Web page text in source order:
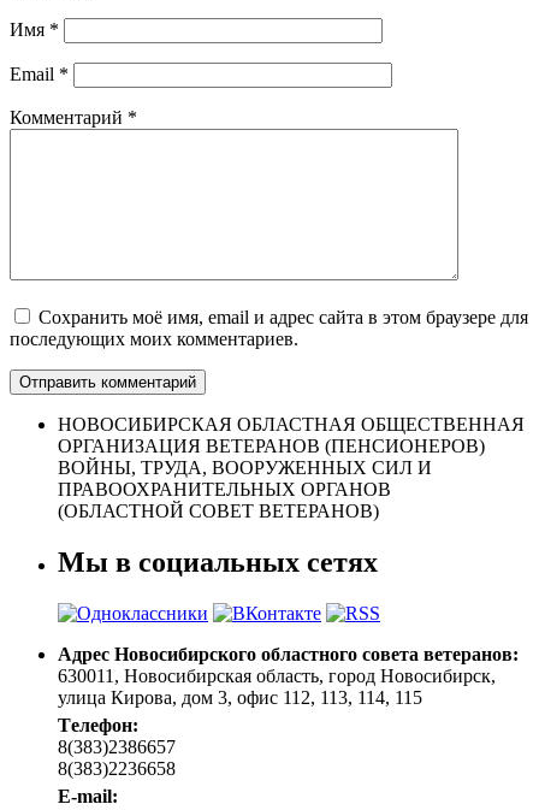
Имя *
Email *
Комментарий *
Сохранить моё имя, email и адрес сайта в этом браузере для
последующих моих комментариев.
НОВОСИБИРСКАЯ ОБЛАСТНАЯ ОБЩЕСТВЕННАЯ
ОРГАНИЗАЦИЯ ВЕТЕРАНОВ (ПЕНСИОНЕРОВ)
ВОЙНЫ, ТРУДА, ВООРУЖЕННЫХ СИЛ И
ПРАВООХРАНИТЕЛЬНЫХ ОРГАНОВ
(ОБЛАСТНОЙ СОВЕТ ВЕТЕРАНОВ)
Мы в социальных сетях
Адрес Новосибирского областного совета ветеранов:
630011, Новосибирская область, город Новосибирск,
улица Кирова, дом 3, офис 112, 113, 114, 115
Tелефон:
8(383)2386657
8(383)2236658
E-mail: